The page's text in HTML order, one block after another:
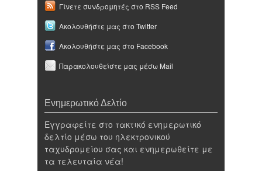
Γίνετε συνδρομητές στο RSS Feed
Ακολουθήστε μας στο Twitter
Ακολουθήστε μας στο Facebook
Παρακολουθείστε μας μέσω Mail
Ενημερωτικό Δελτίο
Εγγραφείτε στο τακτικό ενημερωτικό
δελτίο μέσω του ηλεκτρονικού
ταχυδρομείου σας και ενημερωθείτε με
τα τελευταία νέα!